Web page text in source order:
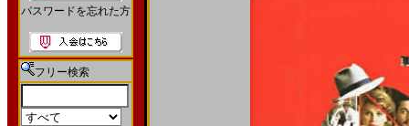
パスワードを忘れた方
フリー検索